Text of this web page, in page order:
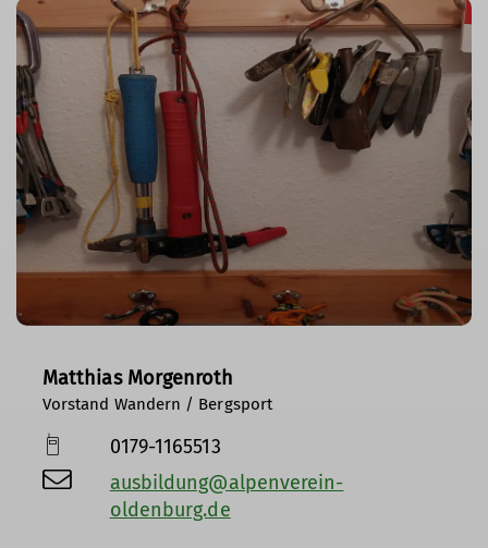
Matthias Morgenroth
Vorstand Wandern / Bergsport
0179-1165513
ausbildung@alpenverein-
oldenburg.de